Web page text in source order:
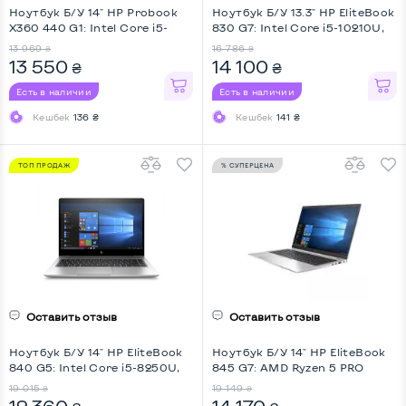
Ноутбук Б/У 14" HP Probook
X360 440 G1: Intel Core i5-
HD, Touchscreen, Key Light,
Screen 360
13 969 ₴
13 550 ₴
Есть в наличии
Кешбек 136 ₴
Ноутбук Б/У 13.3" HP EliteBook
830 G7: Intel Core i5-10210U,
16 786 ₴
14 100 ₴
Есть в наличии
Кешбек 141 ₴
ТОП ПРОДАЖ
Оставить отзыв
Ноутбук Б/У 14" HP EliteBook
840 G5: Intel Core i5-8250U,
19 015 ₴
% СУПЕРЦЕНА
Оставить отзыв
Ноутбук Б/У 14" HP EliteBook
845 G7: AMD Ryzen 5 PRO
19 149 ₴